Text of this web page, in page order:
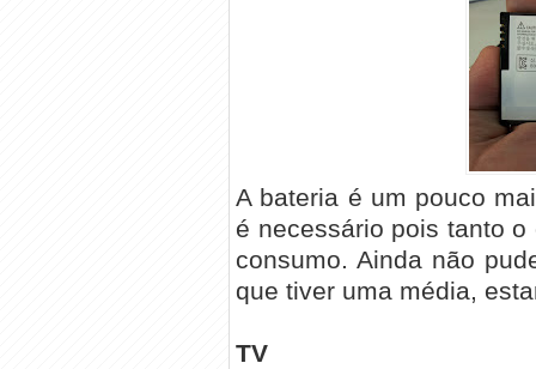
A bateria é um pouco
é necessário pois tanto
consumo. Ainda não
que tiver uma média,
TV